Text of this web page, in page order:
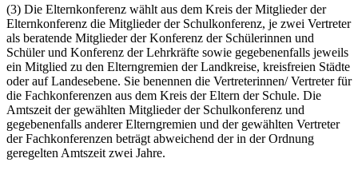
(3) Die Elternkonferenz wählt aus dem Kreis der Mitglieder der
Elternkonferenz die Mitglieder der Schulkonferenz, je zwei Vertreter
als beratende Mitglieder der Konferenz der Schülerinnen und
Schüler und Konferenz der Lehrkräfte sowie gegebenenfalls jeweils
ein Mitglied zu den Elterngremien der Landkreise, kreisfreien Städte
oder auf Landesebene. Sie benennen die Vertreterinnen/ Vertreter für
die Fachkonferenzen aus dem Kreis der Eltern der Schule. Die
Amtszeit der gewählten Mitglieder der Schulkonferenz und
gegebenenfalls anderer Elterngremien und der gewählten Vertreter
der Fachkonferenzen beträgt abweichend der in der Ordnung
geregelten Amtszeit zwei Jahre.